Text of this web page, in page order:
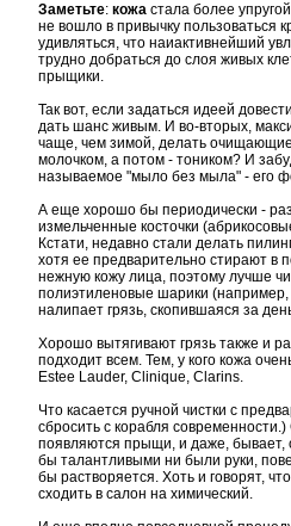
Заметьте: кожа стала более
не вошло в привычку пользоваться
удивляться, что наиактивнейший
трудно добраться до слоя живых
прыщики.
Так вот, если задаться идеей
дать шанс живым. И во-вторых,
чаще, чем зимой, делать очищающие
молочком, а потом - тоником? И
называемое "мыло без мыла" - его
А еще хорошо бы периодически - раз
измельченные косточки
Кстати, недавно стали делать
хотя ее предварительно стирают в
нежную кожу лица, поэтому лучше
полиэтиленовые шарики
налипает грязь, скопившаяся за
Хорошо вытягивают грязь также и
подходит всем. Тем, у кого кожа
Estee Lauder, Clinique, Clarins.
Что касается ручной чистки с
сбросить с корабля
появляются прыщи, и даже, бывает,
бы талантливыми ни были руки,
бы растворяется. Хоть и говорят,
сходить в салон на химический.